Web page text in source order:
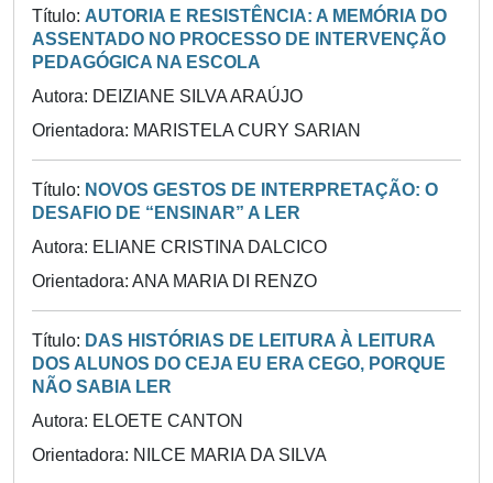
Título: AUTORIA E RESISTÊNCIA: A MEMÓRIA DO
ASSENTADO NO PROCESSO DE INTERVENÇÃO
PEDAGÓGICA NA ESCOLA
Autora: DEIZIANE SILVA ARAÚJO
Orientadora: MARISTELA CURY SARIAN
Título: NOVOS GESTOS DE INTERPRETAÇÃO: O
DESAFIO DE “ENSINAR” A LER
Autora: ELIANE CRISTINA DALCICO
Orientadora: ANA MARIA DI RENZO
Título: DAS HISTÓRIAS DE LEITURA À LEITURA
DOS ALUNOS DO CEJA EU ERA CEGO, PORQUE
NÃO SABIA LER
Autora: ELOETE CANTON
Orientadora: NILCE MARIA DA SILVA